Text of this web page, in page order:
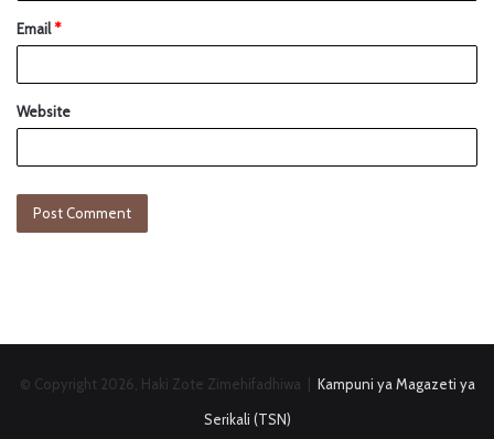
Email*
Website
© Copyright 2026, Haki Zote Zimehifadhiwa | Kampuni ya Magazeti ya
Serikali (TSN)